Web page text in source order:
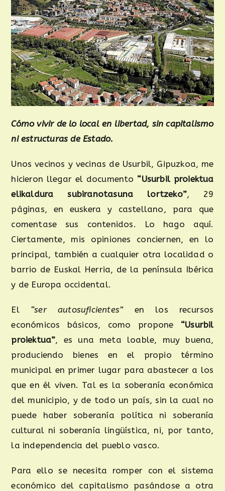
Cómo vivir de lo local en libertad, sin capitalismo
ni estructuras de Estado.
Unos vecinos y vecinas de Usurbil, Gipuzkoa, me
hicieron llegar el documento “Usurbil proiektua
elikaldura subiranotasuna lortzeko”, 29
páginas, en euskera y castellano, para que
comentase sus contenidos. Lo hago aquí.
Ciertamente, mis opiniones conciernen, en lo
principal, también a cualquier otra localidad o
barrio de Euskal Herria, de la península Ibérica
y de Europa occidental.
El “ser autosuficientes”en los recursos
económicos básicos, como propone “Usurbil
proiektua”, es una meta loable, muy buena,
produciendo bienes en el propio término
municipal en primer lugar para abastecer a los
que en él viven. Tal es la soberanía económica
del municipio, y de todo un país, sin la cual no
puede haber soberanía política ni soberanía
cultural ni soberanía lingüística, ni, por tanto,
la independencia del pueblo vasco.
Para ello se necesita romper con el sistema
económico del capitalismo pasándose a otra